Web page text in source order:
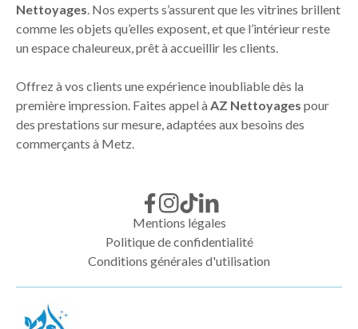
Nettoyages . Nos experts s’assurent que les vitrines brillent
comme les objets qu’elles exposent, et que l’intérieur reste
un espace chaleureux, prêt à accueillir les clients.
Offrez à vos clients une expérience inoubliable dès la
première impression. Faites appel à AZ Nettoyages pour
des prestations sur mesure, adaptées aux besoins des
commerçants à Metz.
Mentions légales
Politique de confidentialité
Conditions générales d'utilisation